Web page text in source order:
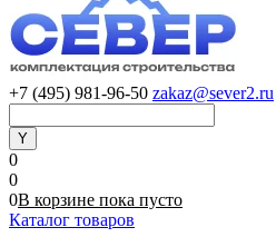
+7 (495) 981-96-50 zakaz@sever2.ru
0
0
0В корзине пока пусто
Каталог товаров